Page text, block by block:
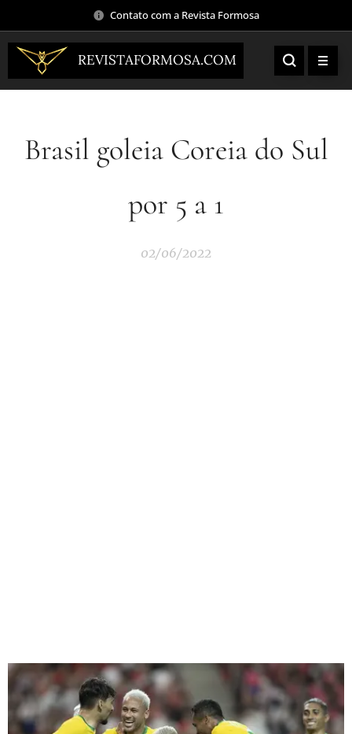
Contato com a Revista Formosa
REVISTAFORMOSA.COM
Brasil goleia Coreia do Sul
por 5 a 1
02/06/2022